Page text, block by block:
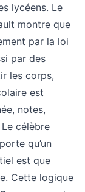
lycéens. Le
montre que
par la loi
par des
les corps,
est
notes,
célèbre
qu’un
est que
Cette logique